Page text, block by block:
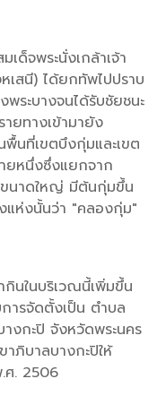
ด็จพระนั่งเกล้าเจ้า
เสนี) ได้ยกทัพไปปราบ
ระบางจนได้รับชัยชนะ
ยทางเข้ามายัง
นที่เขตบึงกุ่มและเขต
ยหนึ่งซึ่งแยกจาก
ขนาดใหญ่ มีต้นกุ่มขึ้น
แห่งนั้นว่า "คลองกุ่ม"
กินในบริเวณนี้เพิ่มขึ้น
ารจัดตั้งเป็น ตำบล
งกะปิ จังหวัดพระนคร
ภิบาลบางกะปิให้
ศ. 2506